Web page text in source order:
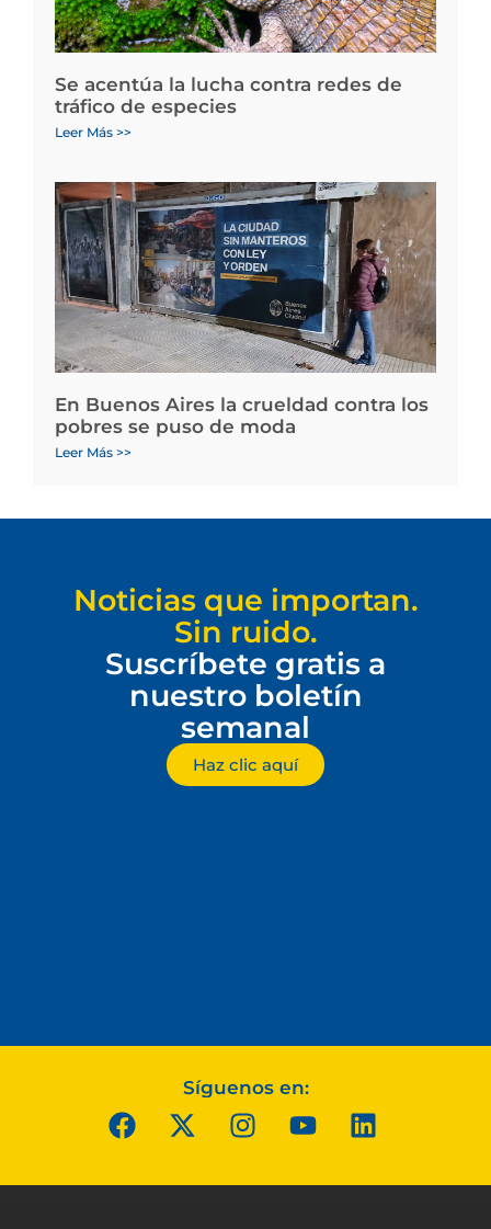
Se acentúa la lucha contra redes de
tráfico de especies
Leer Más >>
En Buenos Aires la crueldad contra los
pobres se puso de moda
Leer Más >>
Noticias que importan.
Sin ruido.
Suscríbete gratis a
nuestro boletín
semanal
Haz clic aquí
Síguenos en: